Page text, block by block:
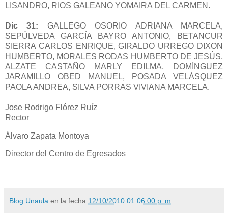
LISANDRO, RIOS GALEANO YOMAIRA DEL CARMEN.
Dic 31: GALLEGO OSORIO ADRIANA MARCELA,
SEPÚLVEDA GARCÍA BAYRO ANTONIO, BETANCUR
SIERRA CARLOS ENRIQUE, GIRALDO URREGO DIXON
HUMBERTO, MORALES RODAS HUMBERTO DE JESÚS,
ALZATE CASTAÑO MARLY EDILMA, DOMÍNGUEZ
JARAMILLO OBED MANUEL, POSADA VELÁSQUEZ
PAOLA ANDREA, SILVA PORRAS VIVIANA MARCELA.
Jose Rodrigo Flórez Ruíz
Rector
Álvaro Zapata Montoya
Director del Centro de Egresados
Blog Unaula en la fecha 12/10/2010 01:06:00 p. m.